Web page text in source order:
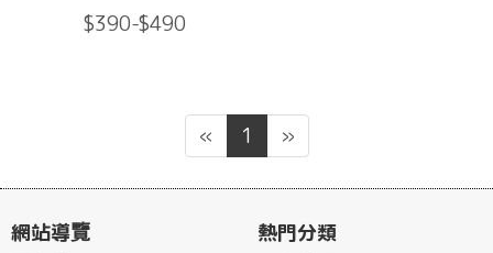
$390-$490
« 1 »
網站導覽
熱門分類